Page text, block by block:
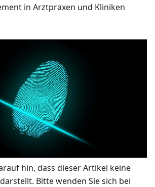
in Arztpraxen und Kliniken
hin, dass dieser Artikel keine
Bitte wenden Sie sich bei